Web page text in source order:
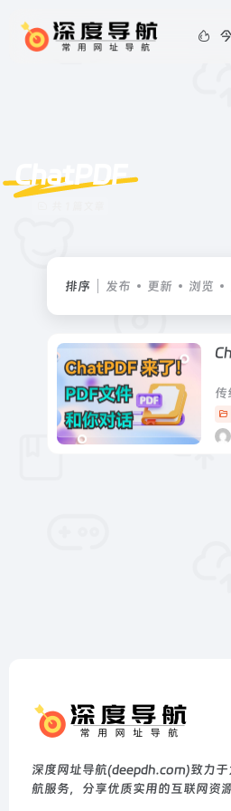
ChatPDF
排序 发布 更新 浏览
深度网址导航(deepdh.com)致力
航服务，分享优质实用的互联网资源